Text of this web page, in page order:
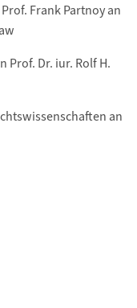
Frank Partnoy an
Prof. Dr. iur. Rolf H.
an